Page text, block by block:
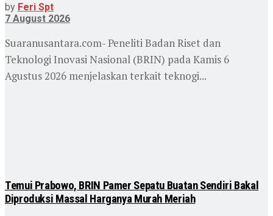
by Feri Spt
7 August 2026
Suaranusantara.com- Peneliti Badan Riset dan
Teknologi Inovasi Nasional (BRIN) pada Kamis 6
Agustus 2026 menjelaskan terkait teknogi...
Temui Prabowo, BRIN Pamer Sepatu Buatan Sendiri Bakal
Diproduksi Massal Harganya Murah Meriah